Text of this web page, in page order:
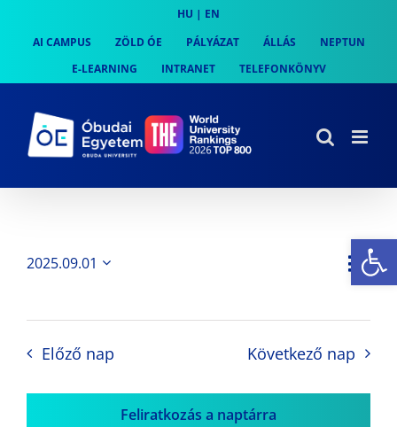
content
HU | EN
AI CAMPUS
ZÖLD ÓE PÁLYÁZAT ÁLLÁS
NEPTUN
E-LEARNING
INTRANET TELEFONKÖNYV
Nap
2025.09.01
Előző nap Következő nap
Feliratkozás a naptárra